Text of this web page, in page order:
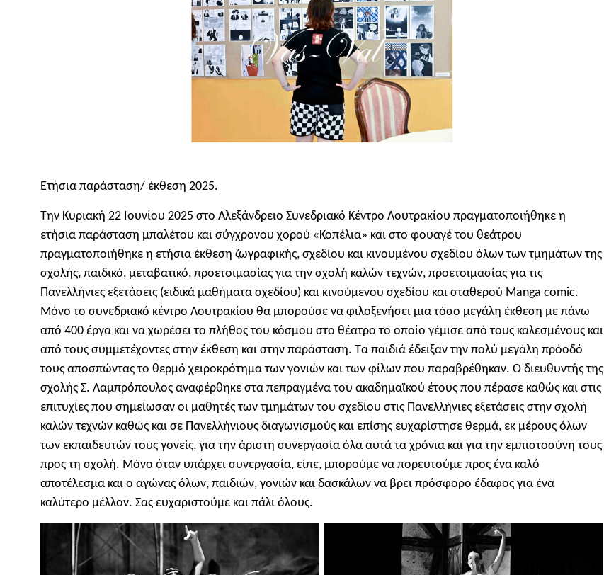
Ετήσια παράσταση/ έκθεση 2025.
Την Κυριακή 22 Ιουνίου 2025 στο Αλεξάνδρειο Συνεδριακό Κέντρο Λουτρακίου πραγματοποιήθηκε η
ετήσια παράσταση μπαλέτου και σύγχρονου χορού «Κοπέλια» και στο φουαγέ του θεάτρου
πραγματοποιήθηκε η ετήσια έκθεση ζωγραφικής, σχεδίου και κινουμένου σχεδίου όλων των τμημάτων της
σχολής, παιδικό, μεταβατικό, προετοιμασίας για την σχολή καλών τεχνών, προετοιμασίας για τις
Πανελλήνιες εξετάσεις (ειδικά μαθήματα σχεδίου) και κινούμενου σχεδίου και σταθερού Manga comic.
Μόνο το συνεδριακό κέντρο Λουτρακίου θα μπορούσε να φιλοξενήσει μια τόσο μεγάλη έκθεση με πάνω
από 400 έργα και να χωρέσει το πλήθος του κόσμου στο θέατρο το οποίο γέμισε από τους καλεσμένους και
από τους συμμετέχοντες στην έκθεση και στην παράσταση. Τα παιδιά έδειξαν την πολύ μεγάλη πρόοδό
τους αποσπώντας το θερμό χειροκρότημα των γονιών και των φίλων που παραβρέθηκαν. Ο διευθυντής της
σχολής Σ. Λαμπρόπουλος αναφέρθηκε στα πεπραγμένα του ακαδημαϊκού έτους που πέρασε καθώς και στις
επιτυχίες που σημείωσαν οι μαθητές των τμημάτων του σχεδίου στις Πανελλήνιες εξετάσεις στην σχολή
καλών τεχνών καθώς και σε Πανελλήνιους διαγωνισμούς και επίσης ευχαρίστησε θερμά, εκ μέρους όλων
των εκπαιδευτών τους γονείς, για την άριστη συνεργασία όλα αυτά τα χρόνια και για την εμπιστοσύνη τους
προς τη σχολή. Μόνο όταν υπάρχει συνεργασία, είπε, μπορούμε να πορευτούμε προς ένα καλό
αποτέλεσμα και ο αγώνας όλων, παιδιών, γονιών και δασκάλων να βρει πρόσφορο έδαφος για ένα
καλύτερο μέλλον. Σας ευχαριστούμε και πάλι όλους.